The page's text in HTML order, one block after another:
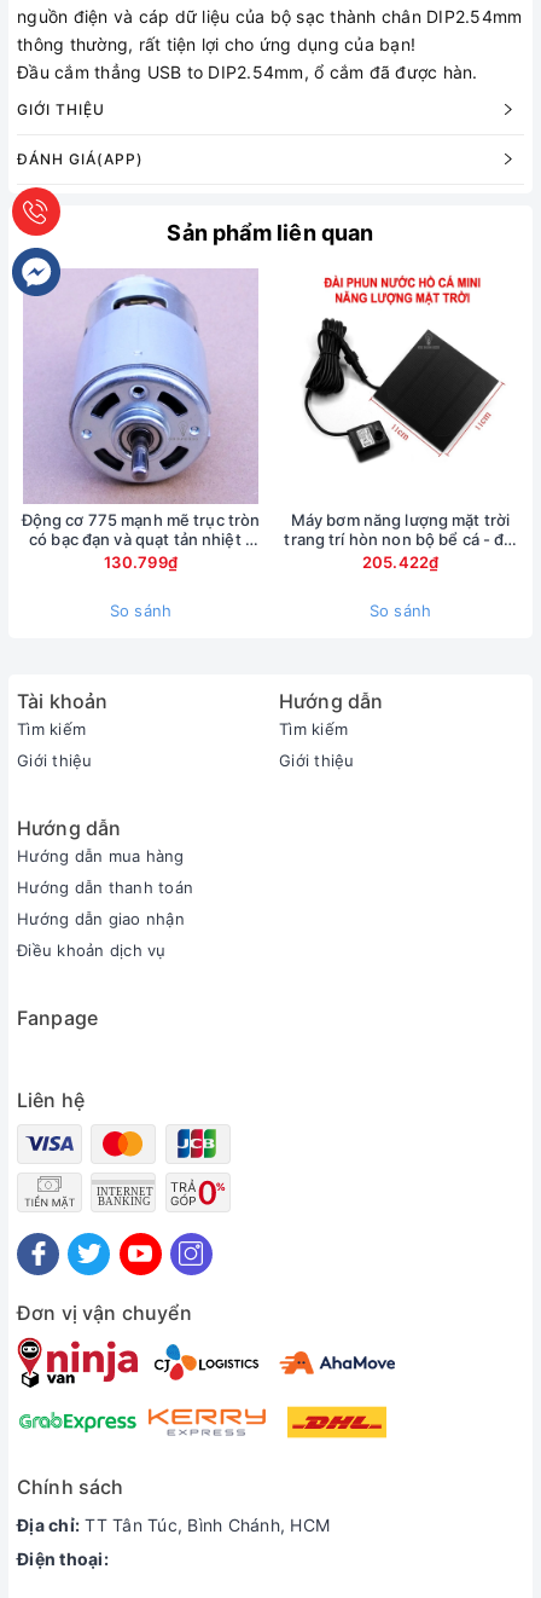
nguồn điện và cáp dữ liệu của bộ sạc thành chân DIP2.54mm
thông thường, rất tiện lợi cho ứng dụng của bạn!
Đầu cắm thẳng USB to DIP2.54mm, ổ cắm đã được hàn.
GIỚI THIỆU
ĐÁNH GIÁ(APP)
Sản phẩm liên quan
Động cơ 775 mạnh mẽ trục tròn
có bạc đạn và quạt tản nhiệt -
điện áp DC 12-30V
130.799₫
So sánh
Máy bơm năng lượng mặt trời
trang trí hòn non bộ bể cá - đài
phun nước mini
205.422₫
So sánh
Tài khoản
Tìm kiếm
Giới thiệu
Hướng dẫn
Tìm kiếm
Giới thiệu
Hướng dẫn
Hướng dẫn mua hàng
Hướng dẫn thanh toán
Hướng dẫn giao nhận
Điều khoản dịch vụ
Fanpage
Liên hệ
Đơn vị vận chuyển
Chính sách
Địa chỉ: TT Tân Túc, Bình Chánh, HCM
Điện thoại: